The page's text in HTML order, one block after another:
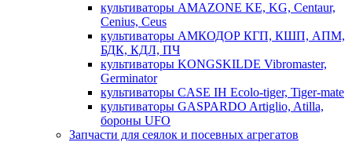
культиваторы AMAZONE KE, KG, Centaur,
Cenius, Ceus
культиваторы АМКОДОР КГП, КШП, АПМ,
БДК, КДЛ, ПЧ
культиваторы KONGSKILDE Vibromaster,
Germinator
культиваторы CASE IH Ecolo-tiger, Tiger-mate
культиваторы GASPARDO Artiglio, Atilla,
бороны UFO
Запчасти для сеялок и посевных агрегатов